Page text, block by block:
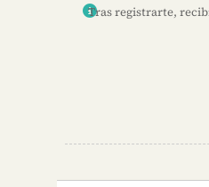
Tras registrarte,